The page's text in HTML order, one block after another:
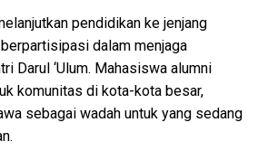
pendidikan ke jenjang
dalam menjaga
Darul ‘Ulum. Mahasiswa alumni
komunitas di kota-kota besar,
sebagai wadah untuk yang sedang